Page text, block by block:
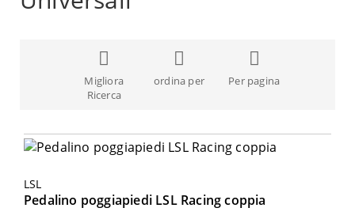
Migliora
Ricerca
ordina per Per pagina
LSL
Pedalino poggiapiedi LSL Racing coppia